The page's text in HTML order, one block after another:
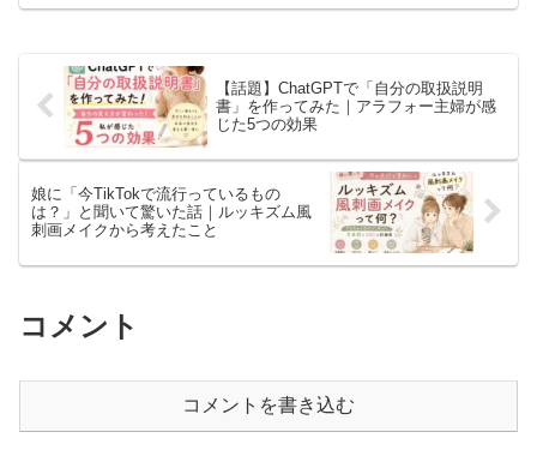
【話題】ChatGPTで「自分の取扱説明
書」を作ってみた｜アラフォー主婦が感
じた5つの効果
娘に「今TikTokで流行っているもの
は？」と聞いて驚いた話｜ルッキズム風
刺画メイクから考えたこと
コメント
コメントを書き込む